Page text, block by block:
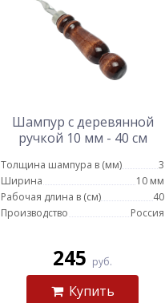
Шампур с деревянной
ручкой 10 мм - 40 см
Толщина шампура в (мм)
3
Ширина
10 мм
Рабочая длина в (см)
40
Производство
Россия
245 руб.
Купить